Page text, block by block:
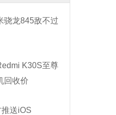
骁龙845敌不过
K30S至尊
回收价
送iOS